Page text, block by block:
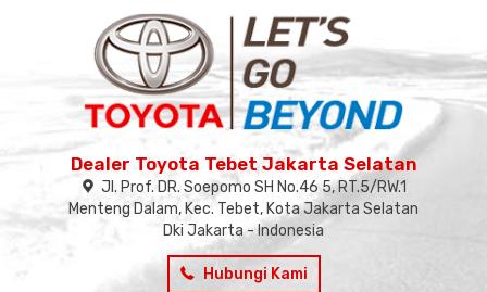
Dealer Toyota Tebet Jakarta Selatan
Jl. Prof. DR. Soepomo SH No.46 5, RT.5/RW.1
Menteng Dalam, Kec. Tebet, Kota Jakarta Selatan
Dki Jakarta - Indonesia
Hubungi Kami